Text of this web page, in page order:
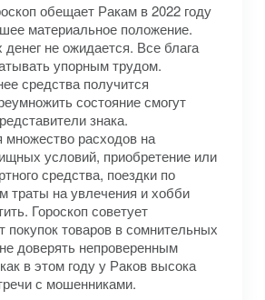
обещает Ракам в 2022 году
материальное положение.
денег не ожидается. Все блага
упорным трудом.
средства получится
состояние смогут
знака.
множество расходов на
условий, приобретение или
средства, поездки по
траты на увлечения и хобби
Гороскоп советует
покупок товаров в сомнительных
доверять непроверенным
в этом году у Раков высока
с мошенниками.